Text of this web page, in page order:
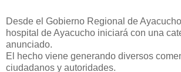
Desde el Gobierno Regional de
hospital de Ayacucho iniciará con una
anunciado.
El hecho viene generando diversos
ciudadanos y autoridades.